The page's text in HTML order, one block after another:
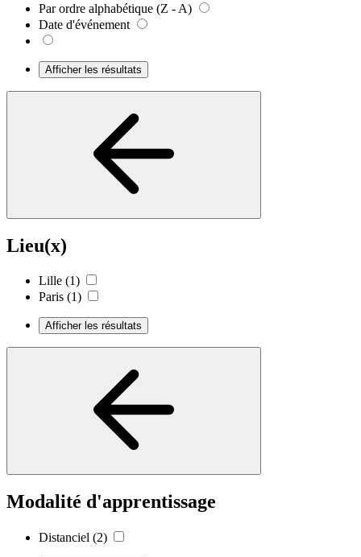
Par ordre alphabétique (Z - A)
Date d'événement
Afficher les résultats
Lieu(x)
Lille (1)
Paris (1)
Afficher les résultats
Modalité d'apprentissage
Distanciel (2)